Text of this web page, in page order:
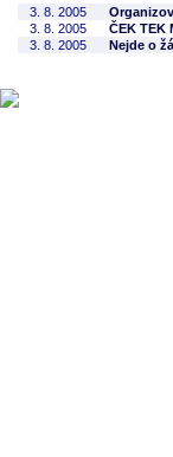
3. 8. 2005
3. 8. 2005
ČEK TEK
3. 8. 2005
Nejde o